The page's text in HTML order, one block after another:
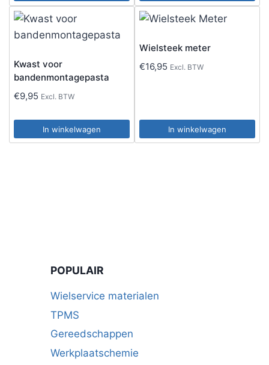
Kwast voor
bandenmontagepasta
€9,95 Excl. BTW
In winkelwagen
Wielsteek meter
€16,95 Excl. BTW
In winkelwagen
POPULAIR
Wielservice materialen
TPMS
Gereedschappen
Werkplaatschemie